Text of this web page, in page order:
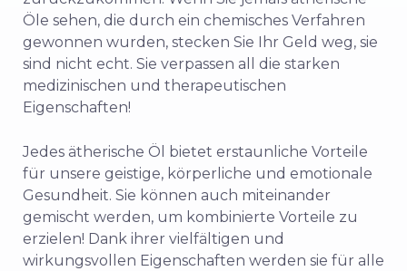
Öle sehen, die durch ein chemisches Verfahren
gewonnen wurden, stecken Sie Ihr Geld weg, sie
sind nicht echt. Sie verpassen all die starken
medizinischen und therapeutischen
Eigenschaften!
Jedes ätherische Öl bietet erstaunliche Vorteile
für unsere geistige, körperliche und emotionale
Gesundheit. Sie können auch miteinander
gemischt werden, um kombinierte Vorteile zu
erzielen! Dank ihrer vielfältigen und
wirkungsvollen Eigenschaften werden sie für alle